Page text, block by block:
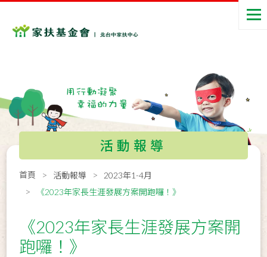
活動報導
首頁 活動報導
2023年1-4月
《2023年家長生涯發展方案開跑囉！》
《2023年家長生涯發展方案開
跑囉！》